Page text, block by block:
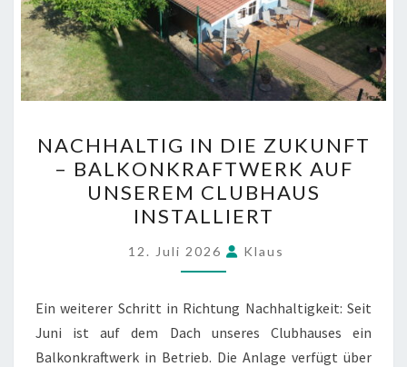
IN
DIE
ZUKUNFT
–
BALKONKRAFTWERK
AUF
NACHHALTIG IN DIE ZUKUNFT
– BALKONKRAFTWERK AUF
UNSEREM CLUBHAUS
INSTALLIERT
12. Juli 2026 Klaus
Ein weiterer Schritt in Richtung Nachhaltigkeit: Seit
Juni ist auf dem Dach unseres Clubhauses ein
Balkonkraftwerk in Betrieb. Die Anlage verfügt über